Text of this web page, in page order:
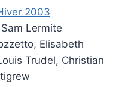
2003
Lermite
Elisabeth
Trudel, Christian